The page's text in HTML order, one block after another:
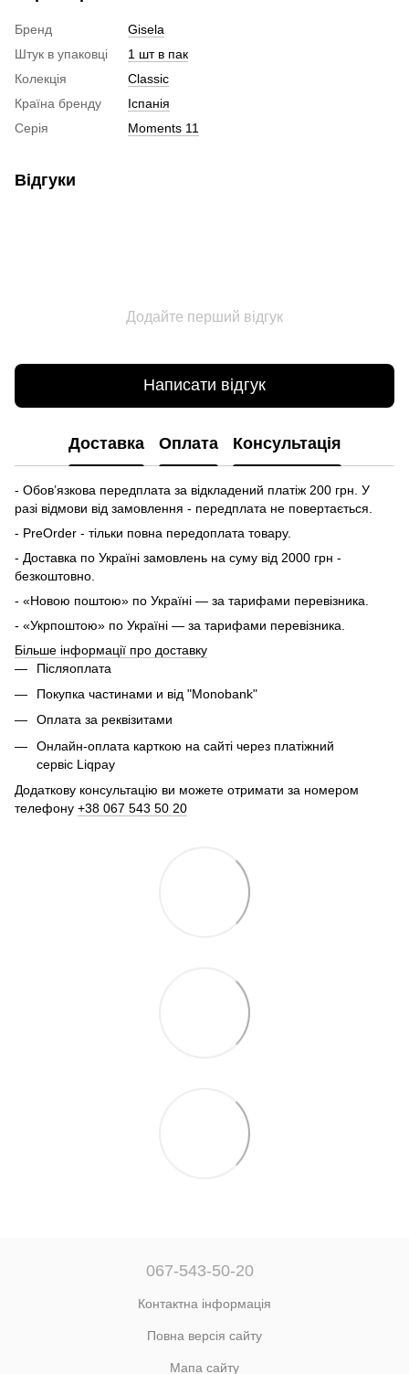
Бренд
Gisela
Штук в упаковці
1 шт в пак
Колекція
Classic
Країна бренду
Іспанія
Серія
Moments 11
Відгуки
Додайте перший відгук
Написати відгук
Доставка Оплата Консультація
- Обов’язкова передплата за відкладений платіж 200 грн. У
разі відмови від замовлення - передплата не повертається.
- PreOrder - тільки повна передоплата товару.
- Доставка по Україні замовлень на суму від 2000 грн -
безкоштовно.
- «Новою поштою» по Україні — за тарифами перевізника.
- «Укрпоштою» по Україні — за тарифами перевізника.
Більше інформації про доставку
Післяоплата
Покупка частинами и від "Monobank"
Оплата за реквізитами
Онлайн-оплата карткою на сайті через платіжний
сервіс Liqpay
Додаткову консультацію ви можете отримати за номером
телефону +38 067 543 50 20
067-543-50-20
Контактна інформація
Повна версія сайту
Мапа сайту